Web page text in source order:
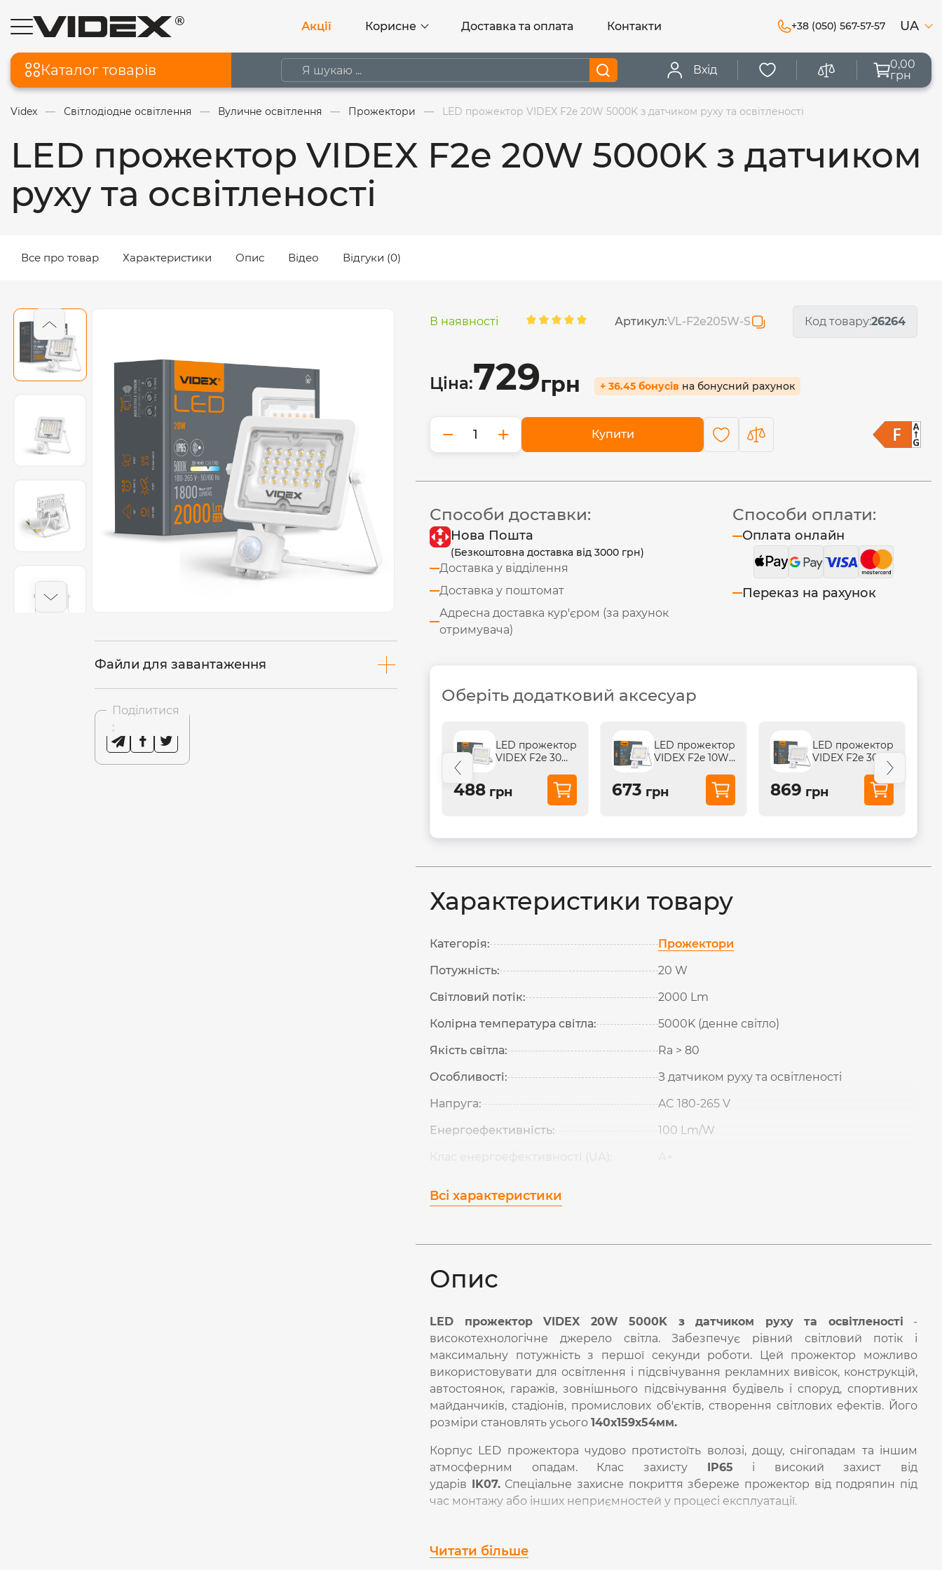
Акції Корисне Доставка та оплата Контакти +38 (050) 567-57-57 UA
Каталог товарів Вхід
0,00
грн
Videx Світлодіодне освітлення Вуличне освітлення Прожектори LED прожектор VIDEX F2e 20W 5000K з датчиком руху та освітленості
LED прожектор VIDEX F2e 20W 5000K з датчиком
руху та освітленості
Все про товар Характеристики Опис Відео Відгуки (0)
Файли для завантаження
Поділитися
:
В наявності Артикул:VL-F2e205W-S Код товару:26264
Ціна:729грн + 36.45 бонусів на бонусний рахунок
− + Купити
Способи доставки:
Нова Пошта
(Безкоштовна доставка від 3000 грн)
Доставка у відділення
Доставка у поштомат
Адресна доставка кур'єром (за рахунок
отримувача)
Способи оплати:
Оплата онлайн
Переказ на рахунок
Оберіть додатковий аксесуар
LED прожектор
VIDEX F2e 30W
488 грн
LED прожектор
VIDEX F2e 10W
датчиком руху
та...
673 грн
LED прожектор
VIDEX F2e 30W
датчиком руху
та...
869 грн
Характеристики товару
Категорія:
Прожектори
Потужність:
20 W
Світловий потік:
2000 Lm
Колірна температура світла:
5000K (денне світло)
Якість світла:
Ra > 80
Особливості:
З датчиком руху та освітленості
Напруга:
AC 180-265 V
Енергоефективність:
100 Lm/W
Всі характеристики
Опис
LED прожектор VIDEX 20W 5000K з датчиком руху та освітленості -
високотехнологічне джерело світла. Забезпечує рівний світловий потік і
максимальну потужність з першої секунди роботи. Цей прожектор можливо
використовувати для освітлення і підсвічування рекламних вивісок, конструкцій,
автостоянок, гаражів, зовнішнього підсвічування будівель і споруд, спортивних
майданчиків, стадіонів, промислових об'єктів, створення світлових ефектів. Його
розміри становлять усього140х159х54мм.
Корпус LED прожектора чудово протистоїть волозі, дощу, снігопадам та іншим
атмосферним опадам. Клас захисту IP65 і високий захист від
ударів IK07.Спеціальне захисне покриття збереже прожектор від подряпин під
час монтажу або інших неприємностей у процесі експлуатації.
становить2000Лм.
Читати більше